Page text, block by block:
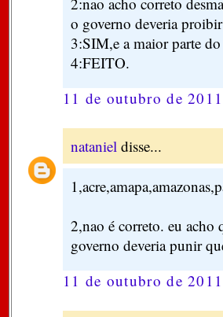
o governo deveria proibir
3:SIM,e a maior parte
4:FEITO.
11 de outubro de
nataniel disse...
2,nao é correto. eu acho
governo deveria punir
11 de outubro de